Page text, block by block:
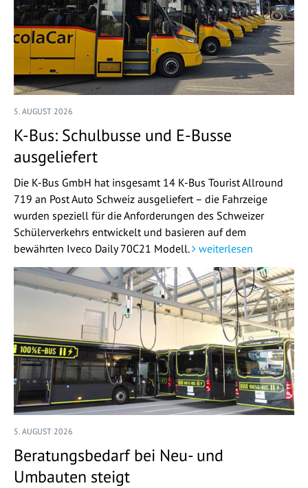
5. AUGUST 2026
K-Bus: Schulbusse und E-Busse
ausgeliefert
Die K-Bus GmbH hat insgesamt 14 K-Bus Tourist Allround
719 an Post Auto Schweiz ausgeliefert – die Fahrzeige
wurden speziell für die Anforderungen des Schweizer
Schülerverkehrs entwickelt und basieren auf dem
bewährten Iveco Daily 70C21 Modell.
weiterlesen
5. AUGUST 2026
Beratungsbedarf bei Neu- und
Umbauten steigt